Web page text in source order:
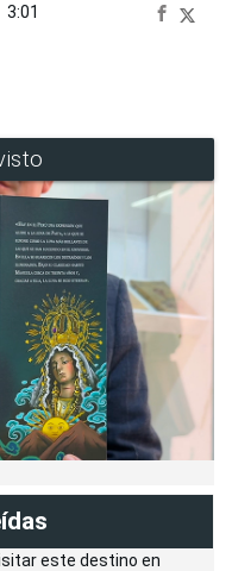
3:01
este destino en